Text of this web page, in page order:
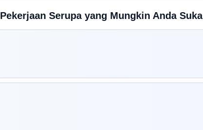
Pekerjaan Serupa yang Mungkin Anda Suka